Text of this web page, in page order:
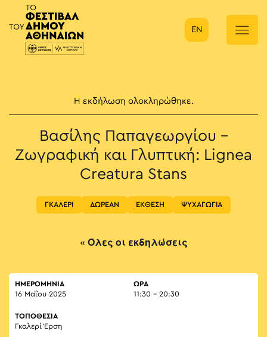
Κύρια πλοήγηση
EN
Η εκδήλωση ολοκληρώθηκε.
Βασίλης Παπαγεωργίου –
Ζωγραφική και Γλυπτική: Lignea
Creatura Stans
ΓΚΑΛΕΡΙ ΔΩΡΕΑΝ ΕΚΘΕΣΗ ΨΥΧΑΓΩΓΙΑ
« Όλες οι εκδηλώσεις
ΗΜΕΡΟΜΗΝΙΑ
16 Μαΐου 2025
ΏΡΑ
11:30 - 20:30
ΤΟΠΟΘΕΣΙΑ
Γκαλερί Έρση